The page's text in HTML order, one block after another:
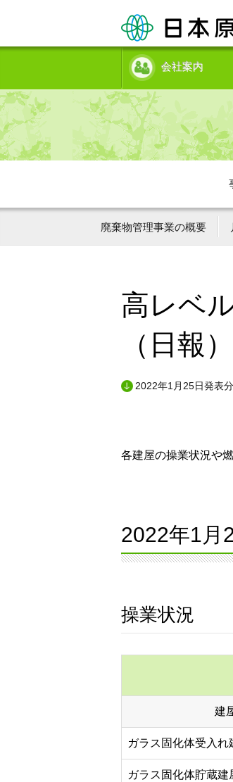
会社案内
廃棄物管理事業の概要
高レベ
（日報）
2022年1月25日発表分
各建屋の操業状況や
2022年1月
操業状況
建
ガラス固化体受入れ
ガラス固化体貯蔵建